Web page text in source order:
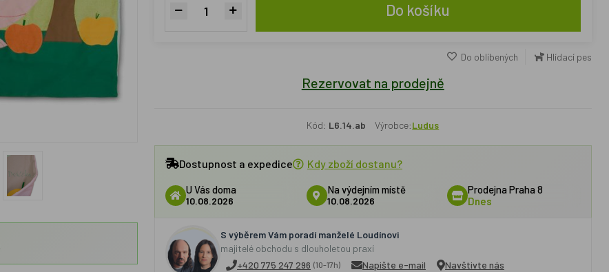
Do košíku
Do oblíbených Hlídací pes
Rezervovat na prodejně
Kód: L6.14.ab Výrobce:Ludus
Dostupnost a expedice Kdy zboží dostanu?
U Vás doma
10.08.2026
Na výdejním místě
10.08.2026
Prodejna Praha 8
Dnes
S výběrem Vám poradí manželé Loudínovi
majitelé obchodu s dlouholetou praxí
+420 775 247 296 (10-17h) Napište e-mail Navštivte nás